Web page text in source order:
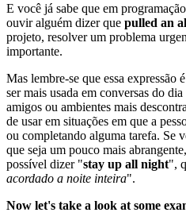
E você já sabe que em
ouvir alguém dizer que pulled an
projeto, resolver um problema
importante.
Mas lembre-se que essa expressão
ser mais usada em conversas do
amigos ou ambientes mais
de usar em situações em que a
ou completando alguma tarefa. Se
que seja um pouco mais
possível dizer "stay up all night",
acordado a noite inteira".
Now let's take a look at some